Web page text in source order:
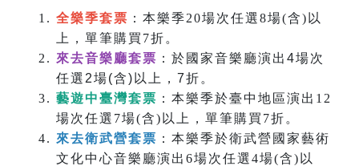
全樂季套票 ：本樂季20場次任選8場(含)以
上，單筆購買7折。
來去音樂廳套票 ：於國家音樂廳演出4場次
任選2場(含)以上，7折。
藝遊中臺灣套票 ：本樂季於臺中地區演出12
場次任選7場(含)以上，單筆購買7折。
來去衛武營套票 ：本樂季於衛武營國家藝術
文化中心音樂廳演出6場次任選4場(含)以